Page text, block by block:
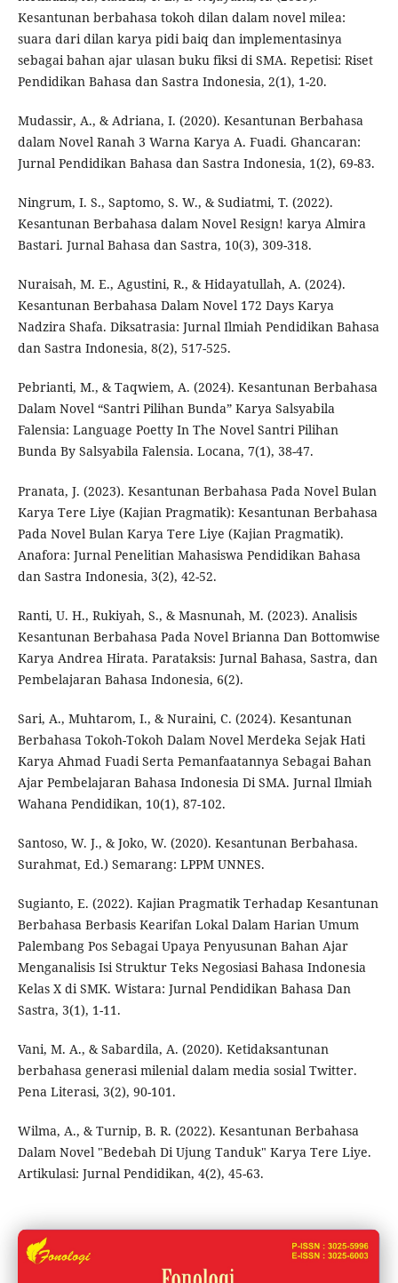
Kesantunan berbahasa tokoh dilan dalam novel milea:
suara dari dilan karya pidi baiq dan implementasinya
sebagai bahan ajar ulasan buku fiksi di SMA. Repetisi: Riset
Pendidikan Bahasa dan Sastra Indonesia, 2(1), 1-20.
Mudassir, A., & Adriana, I. (2020). Kesantunan Berbahasa
dalam Novel Ranah 3 Warna Karya A. Fuadi. Ghancaran:
Jurnal Pendidikan Bahasa dan Sastra Indonesia, 1(2), 69-83.
Ningrum, I. S., Saptomo, S. W., & Sudiatmi, T. (2022).
Kesantunan Berbahasa dalam Novel Resign! karya Almira
Bastari. Jurnal Bahasa dan Sastra, 10(3), 309-318.
Nuraisah, M. E., Agustini, R., & Hidayatullah, A. (2024).
Kesantunan Berbahasa Dalam Novel 172 Days Karya
Nadzira Shafa. Diksatrasia: Jurnal Ilmiah Pendidikan Bahasa
dan Sastra Indonesia, 8(2), 517-525.
Pebrianti, M., & Taqwiem, A. (2024). Kesantunan Berbahasa
Dalam Novel “Santri Pilihan Bunda” Karya Salsyabila
Falensia: Language Poetty In The Novel Santri Pilihan
Bunda By Salsyabila Falensia. Locana, 7(1), 38-47.
Pranata, J. (2023). Kesantunan Berbahasa Pada Novel Bulan
Karya Tere Liye (Kajian Pragmatik): Kesantunan Berbahasa
Pada Novel Bulan Karya Tere Liye (Kajian Pragmatik).
Anafora: Jurnal Penelitian Mahasiswa Pendidikan Bahasa
dan Sastra Indonesia, 3(2), 42-52.
Ranti, U. H., Rukiyah, S., & Masnunah, M. (2023). Analisis
Kesantunan Berbahasa Pada Novel Brianna Dan Bottomwise
Karya Andrea Hirata. Parataksis: Jurnal Bahasa, Sastra, dan
Pembelajaran Bahasa Indonesia, 6(2).
Sari, A., Muhtarom, I., & Nuraini, C. (2024). Kesantunan
Berbahasa Tokoh-Tokoh Dalam Novel Merdeka Sejak Hati
Karya Ahmad Fuadi Serta Pemanfaatannya Sebagai Bahan
Ajar Pembelajaran Bahasa Indonesia Di SMA. Jurnal Ilmiah
Wahana Pendidikan, 10(1), 87-102.
Santoso, W. J., & Joko, W. (2020). Kesantunan Berbahasa.
Surahmat, Ed.) Semarang: LPPM UNNES.
Sugianto, E. (2022). Kajian Pragmatik Terhadap Kesantunan
Berbahasa Berbasis Kearifan Lokal Dalam Harian Umum
Palembang Pos Sebagai Upaya Penyusunan Bahan Ajar
Menganalisis Isi Struktur Teks Negosiasi Bahasa Indonesia
Kelas X di SMK. Wistara: Jurnal Pendidikan Bahasa Dan
Sastra, 3(1), 1-11.
Vani, M. A., & Sabardila, A. (2020). Ketidaksantunan
berbahasa generasi milenial dalam media sosial Twitter.
Pena Literasi, 3(2), 90-101.
Wilma, A., & Turnip, B. R. (2022). Kesantunan Berbahasa
Dalam Novel "Bedebah Di Ujung Tanduk" Karya Tere Liye.
Artikulasi: Jurnal Pendidikan, 4(2), 45-63.